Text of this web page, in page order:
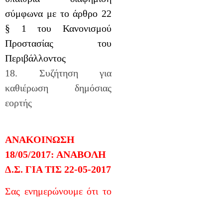
σύμφωνα με το άρθρο 22
§ 1 του Κανονισμού
Προστασίας του
Περιβάλλοντος
18. Συζήτηση για
καθιέρωση δημόσιας
εορτής
ΑΝΑΚΟΙΝΩΣΗ
18/05/2017: ΑΝΑΒΟΛΗ
Δ.Σ. ΓΙΑ ΤΙΣ 22-05-2017
Σας ενημερώνουμε ότι το